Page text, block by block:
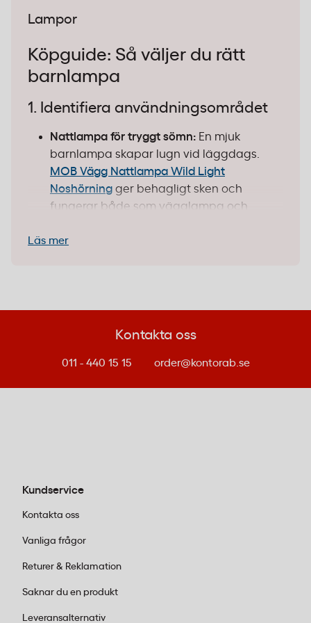
Lampor
Köpguide: Så väljer du rätt
barnlampa
1. Identifiera användningsområdet
Nattlampa för tryggt sömn: En mjuk
barnlampa skapar lugn vid läggdags.
MOB Vägg Nattlampa Wild Light
Noshörning ger behagligt sken och
fungerar både som vägglampa och
behöver lite ljus på natten.
Blue Rainbowkastar färgglada mönster på
väggarna och förvandlar barnrummet till
Portabel lampa för flexibilitet:Lampor med
behagligt att ta på och tåler både rammel
Hållbar plast:
sakerna lika försiktigt.
Läs mer
Kontakta oss
011 - 440 15 15 order@kontorab.se
Kundservice
Kontakta oss
Vanliga frågor
Returer & Reklamation
Saknar du en produkt
Leveransalternativ